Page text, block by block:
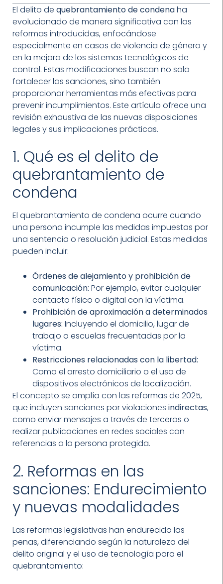
El delito de quebrantamiento de condenaha
evolucionado de manera significativa con las
reformas introducidas, enfocándose
especialmente en casos de violencia de género y
en la mejora de los sistemas tecnológicos de
control. Estas modificaciones buscan no solo
fortalecer las sanciones, sino también
proporcionar herramientas más efectivas para
prevenir incumplimientos. Este artículo ofrece una
revisión exhaustiva de las nuevas disposiciones
legales y sus implicaciones prácticas.
1. Qué es el delito de
quebrantamiento de
condena
El quebrantamiento de condena ocurre cuando
una persona incumple las medidas impuestas por
una sentencia o resolución judicial. Estas medidas
pueden incluir:
Órdenes de alejamiento y prohibición de
comunicación: Por ejemplo, evitar cualquier
contacto físico o digital con la víctima.
Prohibición de aproximación a determinados
lugares: Incluyendo el domicilio, lugar de
trabajo o escuelas frecuentadas por la
víctima.
Restricciones relacionadas con la libertad:
Como el arresto domiciliario o el uso de
dispositivos electrónicos de localización.
El concepto se amplía con las reformas de 2025,
que incluyen sanciones por violaciones indirectas,
como enviar mensajes a través de terceros o
realizar publicaciones en redes sociales con
referencias a la persona protegida.
2. Reformas en las
sanciones: Endurecimiento
y nuevas modalidades
Las reformas legislativas han endurecido las
penas, diferenciando según la naturaleza del
delito original y el uso de tecnología para el
quebrantamiento: